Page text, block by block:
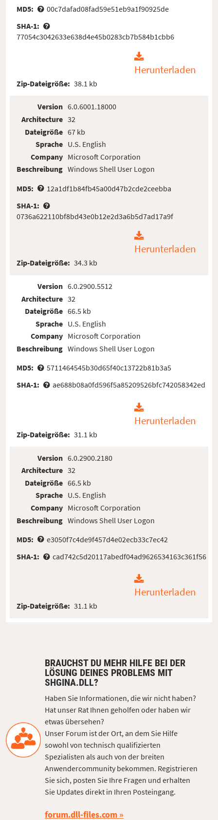
MD5:
00c7dafad08fad59e51eb9a1f90925de
SHA-1:
77054c3042633e638d4e45b0283cb7b584b1cbb6
Herunterladen
Zip-Dateigröße: 38.1 kb
Version
Architecture
Dateigröße
Sprache
Company
Beschreibung
6.0.6001.18000
32
67 kb
U.S. English
Microsoft Corporation
Windows Shell User Logon
MD5:
12a1df1b84fb45a00d47b2cde2ceebba
SHA-1:
0736a622110bf8bd43e0b12e2d3a6b5d7ad17a9f
Herunterladen
Zip-Dateigröße: 34.3 kb
Version
Architecture
Dateigröße
Sprache
Company
Beschreibung
6.0.2900.5512
32
66.5 kb
U.S. English
Microsoft Corporation
Windows Shell User Logon
MD5:
5711464545b30d65f40c13722b81b3a5
SHA-1:
ae688b08a0fd596f5a85209526bfc742058342ed
Herunterladen
Zip-Dateigröße: 31.1 kb
Version
Architecture
Dateigröße
Sprache
Company
Beschreibung
6.0.2900.2180
32
66.5 kb
U.S. English
Microsoft Corporation
Windows Shell User Logon
MD5:
e3050f7c4de9f457d4e02ecb33c7ec42
SHA-1:
cad742c5d20117abedf04ad9626534163c361f56
Herunterladen
Zip-Dateigröße: 31.1 kb
BRAUCHST DU MEHR HILFE BEI DER
LÖSUNG DEINES PROBLEMS MIT
SHGINA.DLL?
Haben Sie Informationen, die wir nicht haben?
Hat unser Rat Ihnen geholfen oder haben wir
etwas übersehen?
Unser Forum ist der Ort, an dem Sie Hilfe
sowohl von technisch qualifizierten
Spezialisten als auch von der breiten
Anwendercommunity bekommen. Registrieren
Sie sich, posten Sie Ihre Fragen und erhalten
Sie Updates direkt in Ihren Posteingang.
forum.dll-files.com